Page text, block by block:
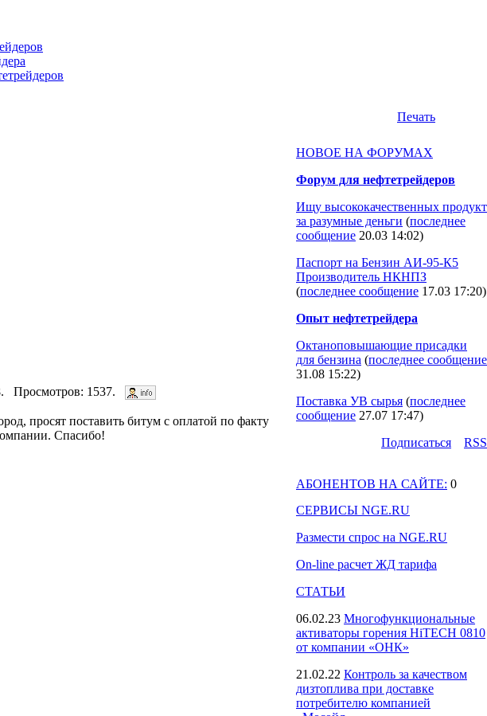
Печать
Просмотров: 1537.
просят поставить битум с оплатой по факту
Спасибо!
НОВОЕ НА ФОРУМАХ
Форум для нефтетрейдеров
Ищу высококачественных продукт
за разумные деньги (последнее
сообщение 20.03 14:02)
Паспорт на Бензин АИ-95-К5
Производитель НКНПЗ
(последнее сообщение 17.03 17:20)
Опыт нефтетрейдера
Октаноповышающие присадки
для бензина (последнее сообщение
31.08 15:22)
Поставка УВ сырья (последнее
сообщение 27.07 17:47)
Подпиcаться
RSS
АБОНЕНТОВ НА САЙТЕ: 0
СЕРВИСЫ NGE.RU
Размести спрос на NGE.RU
On-line расчет ЖД тарифа
СТАТЬИ
06.02.23 Многофункциональные
активаторы горения HiTECH 0810
от компании «ОНК»
21.02.22 Контроль за качеством
дизтоплива при доставке
потребителю компанией